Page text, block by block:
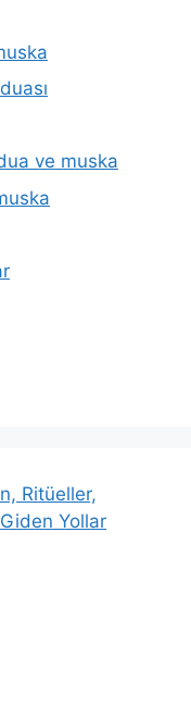
ve muska
Ritüeller,
Yollar